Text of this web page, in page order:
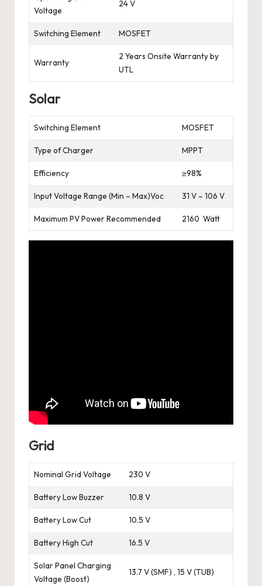
Voltage
24 V
Switching Element MOSFET
Warranty
2 Years Onsite Warranty by
UTL
Solar
Switching Element MOSFET
Type of Charger MPPT
Efficiency ≥98%
Input Voltage Range (Min – Max)Voc 31 V – 106 V
Maximum PV Power Recommended 2160 Watt
Grid
Nominal Grid Voltage 230 V
Battery Low Buzzer 10.8 V
Battery Low Cut 10.5 V
Battery High Cut 16.5 V
Solar Panel Charging
Voltage (Boost)
13.7 V (SMF) , 15 V (TUB)